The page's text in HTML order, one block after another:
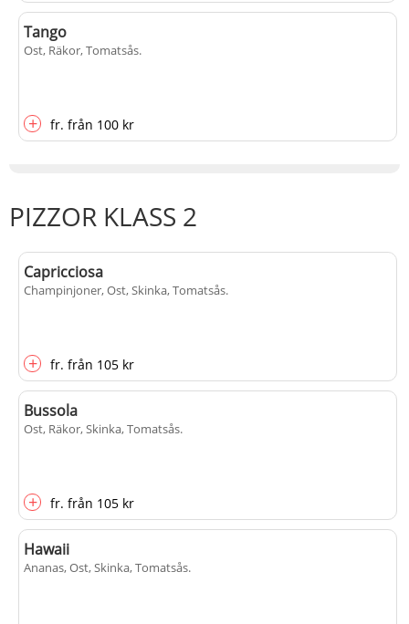
Tango
Ost, Räkor, Tomatsås.
+ fr. från 100 kr
PIZZOR KLASS 2
Capricciosa
Champinjoner, Ost, Skinka, Tomatsås.
+ fr. från 105 kr
Bussola
Ost, Räkor, Skinka, Tomatsås.
+ fr. från 105 kr
Hawaii
Ananas, Ost, Skinka, Tomatsås.